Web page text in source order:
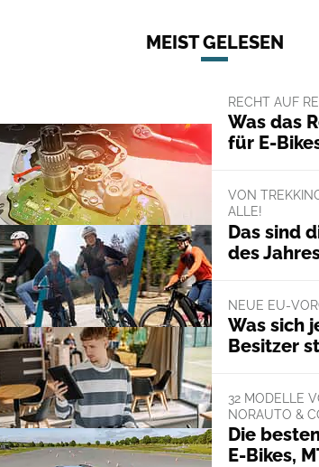
MEIST GELESEN
RECHT AUF
Was das
für E-
VON
ALLE!
Das sind
des
NEUE EU-
Was sich
Besitzer
32 MODELLE
NORAUTO &
Die
E-Bikes,